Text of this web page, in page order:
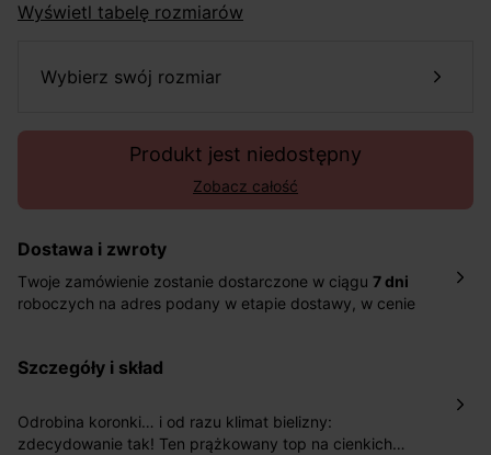
Wyświetl tabelę rozmiarów
wybierz swój rozmiar
Produkt jest niedostępny
Zobacz całość
Dostawa i zwroty
Twoje zamówienie zostanie dostarczone w ciągu 7 dni
roboczych na adres podany w etapie dostawy, w cenie
pośrednictwem DHL Express.
roboczych do wybranego przez Ciebie paczkomatu , a
koszt przesyłki wynosi 9,40 zł.
szczegóły i skład
Odrobina koronki… i od razu klimat bielizny:
zdecydowanie tak! Ten prążkowany top na cienkich